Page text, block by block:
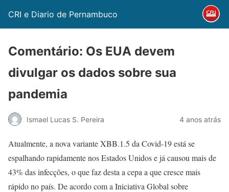
CRI e Diario de Pernambuco
Comentário: Os EUA devem
divulgar os dados sobre sua
pandemia
Ismael Lucas S. Pereira 4 anos atrás
Atualmente, a nova variante XBB.1.5 da Covid-19 está se
espalhando rapidamente nos Estados Unidos e já causou mais de
43% das infecções, o que faz desta a cepa a que cresce mais
rápido no país. De acordo com a Iniciativa Global sobre